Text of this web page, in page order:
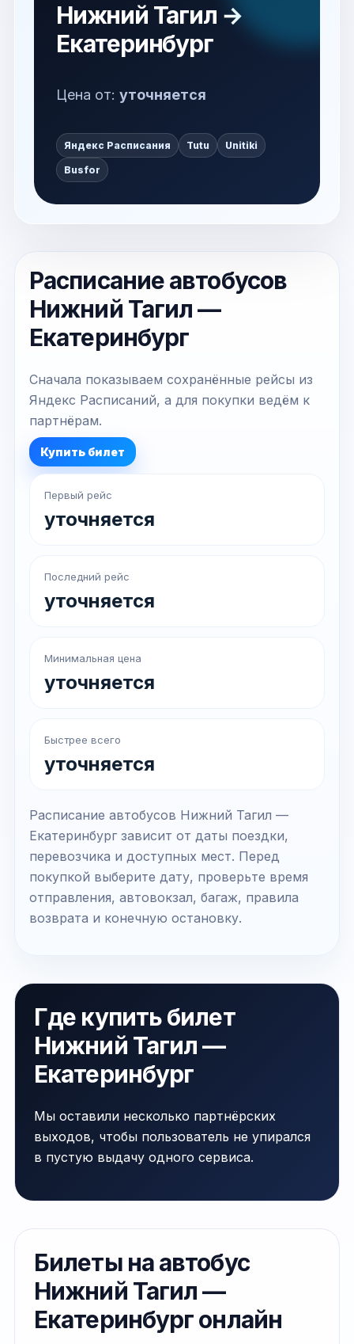
Нижний Тагил →
Екатеринбург
Цена от: уточняется
Яндекс Расписания Tutu Unitiki
Busfor
Расписание автобусов
Нижний Тагил —
Екатеринбург
Сначала показываем сохранённые рейсы из
Яндекс Расписаний, а для покупки ведём к
партнёрам.
Купить билет
Первый рейс
уточняется
Последний рейс
уточняется
Минимальная цена
уточняется
Быстрее всего
уточняется
Расписание автобусов Нижний Тагил —
Екатеринбург зависит от даты поездки,
перевозчика и доступных мест. Перед
покупкой выберите дату, проверьте время
отправления, автовокзал, багаж, правила
возврата и конечную остановку.
Где купить билет
Нижний Тагил —
Екатеринбург
Мы оставили несколько партнёрских
выходов, чтобы пользователь не упирался
в пустую выдачу одного сервиса.
Билеты на автобус
Нижний Тагил —
Екатеринбург онлайн